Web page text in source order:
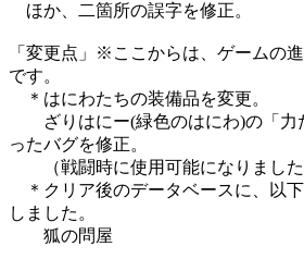
ほか、二箇所の誤字を修正。
「変更点」※ここからは、ゲームの
です。
＊はにわたちの装備品を変更。
ざりはにー(緑色のはにわ)の「力
ったバグを修正。
（戦闘時に使用可能になりました
＊クリア後のデータベースに、以
しました。
狐の問屋